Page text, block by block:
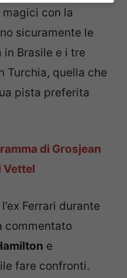
con la
sicuramente le
Brasile e i tre
Turchia, quella che
pista preferita
di Grosjean
Vettel
Ferrari durante
commentato
e
fare confronti.